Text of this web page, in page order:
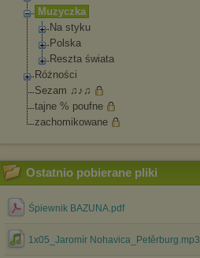
Muzyczka
Na styku
Polska
Reszta świata
Różności
Sezam ♫♪♫
tajne % poufne
zachomikowane
Ostatnio pobierane pliki
Śpiewnik BAZUNA.pdf
1x05_Jaromír Nohavica_Petěrburg.mp3